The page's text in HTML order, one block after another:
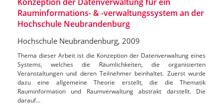
Rauminformations- & -verwaltungssystem an der
Hochschule Neubrandenburg
Hochschule Neubrandenburg, 2009
Thema dieser Arbeit ist die Konzeption der Datenverwaltung eines
Systems, welches die Räumlichkeiten, die organisierten
Veranstaltungen und deren Teilnehmer beinhaltet. Zuerst wurde
dazu eine allgemeine Theorie erstellt, die die Thematik
Rauminformation und Raumverwaltung abstrakt darstellt. Die
darauf…